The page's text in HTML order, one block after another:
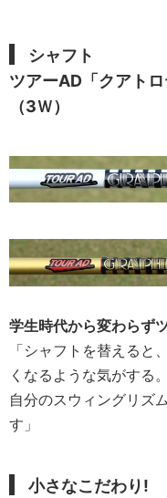
シャフト
ツアーAD「クアト
（3Ｗ）
学生時代から変わらず
「シャフトを替えると
くなるような気がする
自分のスウィングリズ
す」
小さなこだわり!